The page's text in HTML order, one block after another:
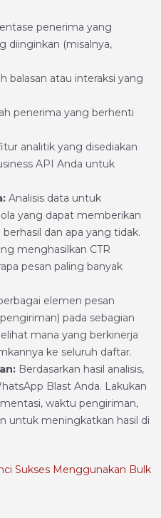
penerima yang
diinginkan (misalnya,
balasan atau interaksi yang
penerima yang berhenti
analitik yang disediakan
API Anda untuk
Analisis data untuk
yang dapat memberikan
dan apa yang tidak.
menghasilkan CTR
pesan paling banyak
elemen pesan
pada sebagian
mana yang berkinerja
ke seluruh daftar.
Berdasarkan hasil analisis,
Blast Anda. Lakukan
waktu pengiriman,
untuk meningkatkan hasil di
Sukses Menggunakan Bulk